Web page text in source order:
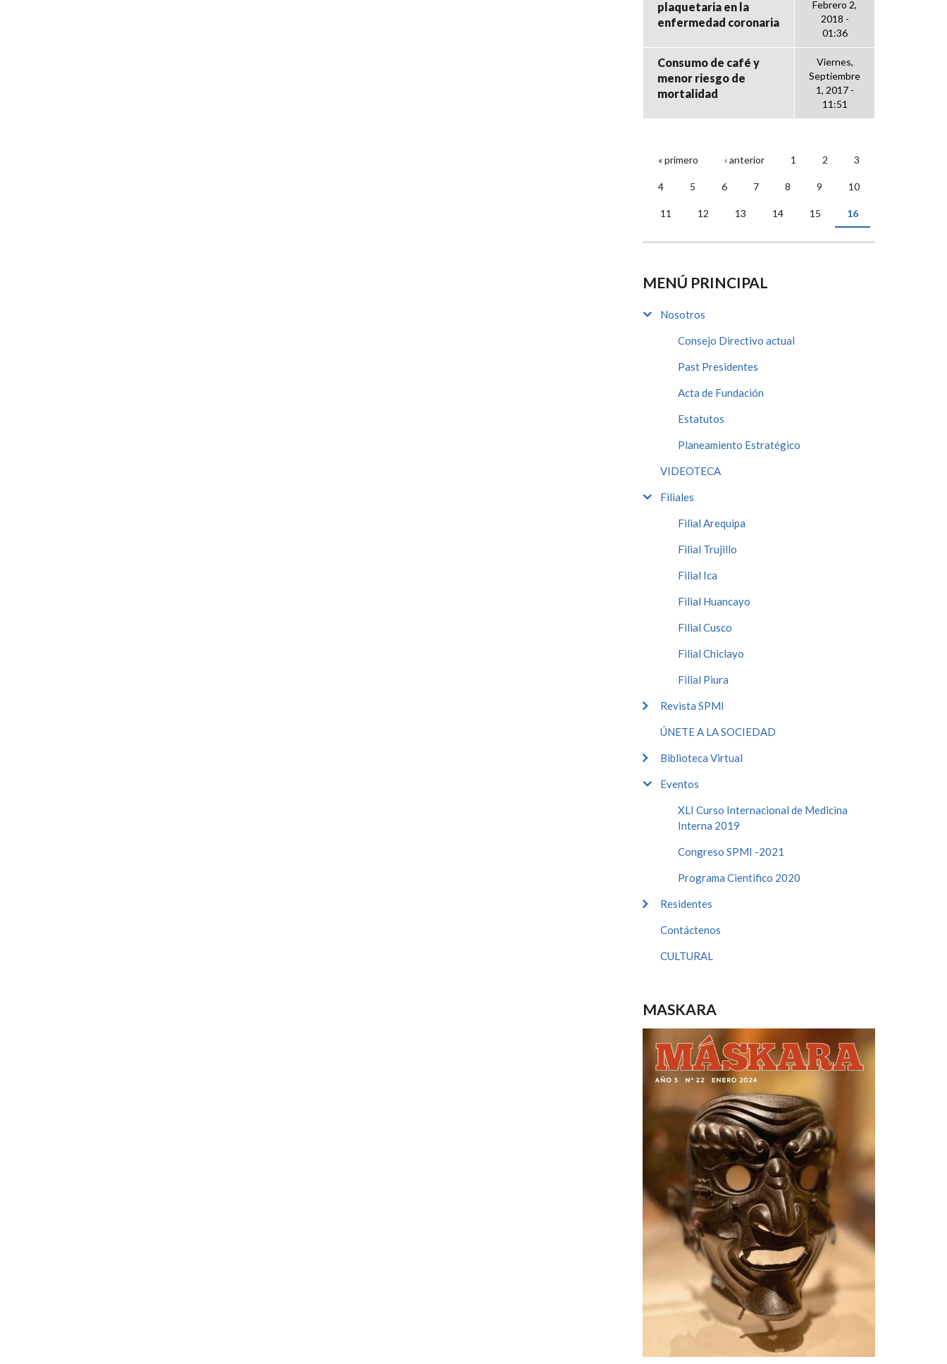
plaquetaria en la
enfermedad coronaria
Febrero 2,
2018 -
01:36
Consumo de café y
menor riesgo de
mortalidad
Viernes,
Septiembre
1, 2017 -
11:51
PÁGINAS
« primero ‹ anterior 1 2 3
4 5 6 7 8 9 10
11 12 13 14 15 16
MENÚ PRINCIPAL
Nosotros
Consejo Directivo actual
Past Presidentes
Acta de Fundación
Estatutos
Planeamiento Estratégico
VIDEOTECA
Filiales
Filial Arequipa
Filial Trujillo
Filial Ica
Filial Huancayo
Filial Cusco
Filial Chiclayo
Filial Piura
Revista SPMI
ÚNETE A LA SOCIEDAD
Biblioteca Virtual
Eventos
XLI Curso Internacional de Medicina
Interna 2019
Congreso SPMI -2021
Programa Cientifico 2020
Residentes
Contáctenos
CULTURAL
MASKARA